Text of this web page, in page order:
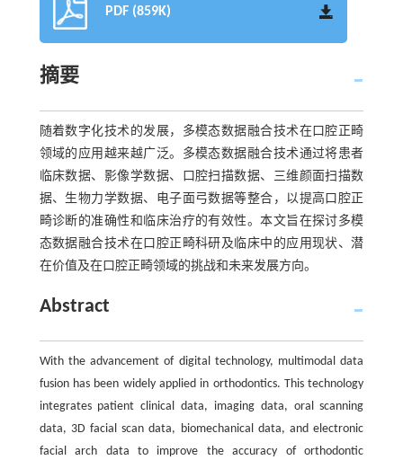
PDF (859K)
摘要
随着数字化技术的发展，多模态数据融合技术在口腔正畸
领域的应用越来越广泛。多模态数据融合技术通过将患者
临床数据、影像学数据、口腔扫描数据、三维颜面扫描数
据、生物力学数据、电子面弓数据等整合，以提高口腔正
畸诊断的准确性和临床治疗的有效性。本文旨在探讨多模
态数据融合技术在口腔正畸科研及临床中的应用现状、潜
在价值及在口腔正畸领域的挑战和未来发展方向。
Abstract
With the advancement of digital technology, multimodal data
fusion has been widely applied in orthodontics. This technology
integrates patient clinical data, imaging data, oral scanning
data, 3D facial scan data, biomechanical data, and electronic
facial arch data to improve the accuracy of orthodontic